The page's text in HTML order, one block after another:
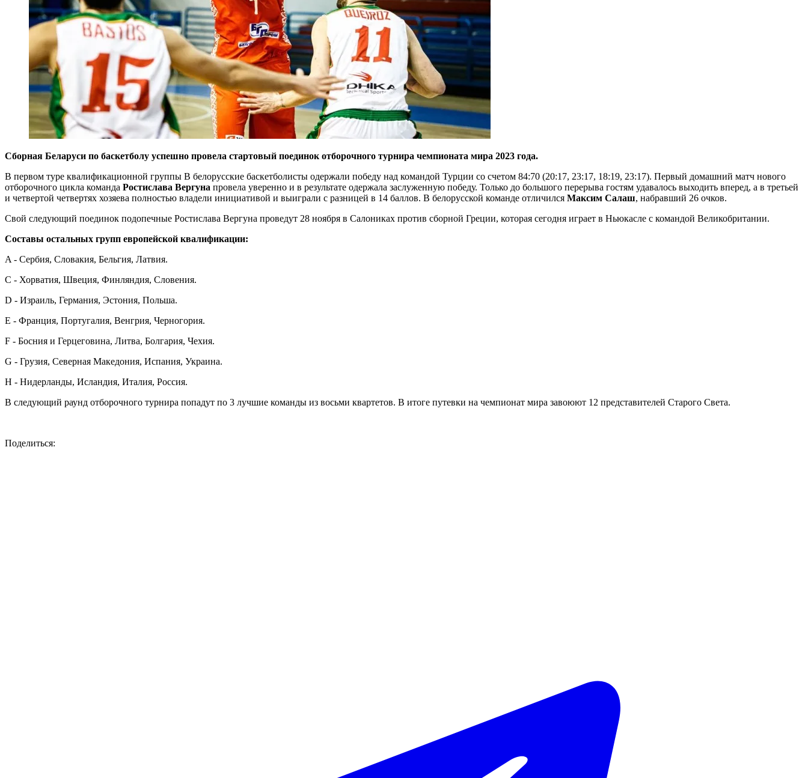
Сборная Беларуси по баскетболу успешно провела стартовый поединок отборочного турнира чемпионата мира 2023 года.
В первом туре квалификационной группы В белорусские баскетболисты одержали победу над командой Турции со счетом 84:70 (20:17, 23:17, 18:19, 23:17). Первый домашний матч нового
отборочного цикла команда Ростислава Вергуна провела уверенно и в результате одержала заслуженную победу. Только до большого перерыва гостям удавалось выходить вперед, а в третьей
и четвертой четвертях хозяева полностью владели инициативой и выиграли с разницей в 14 баллов. В белорусской команде отличился Максим Салаш, набравший 26 очков.
Свой следующий поединок подопечные Ростислава Вергуна проведут 28 ноября в Салониках против сборной Греции, которая сегодня играет в Ньюкасле с командой Великобритании.
Составы остальных групп европейской квалификации:
A - Сербия, Словакия, Бельгия, Латвия.
С - Хорватия, Швеция, Финляндия, Словения.
D - Израиль, Германия, Эстония, Польша.
Е - Франция, Португалия, Венгрия, Черногория.
F - Босния и Герцеговина, Литва, Болгария, Чехия.
G - Грузия, Северная Македония, Испания, Украина.
Н - Нидерланды, Исландия, Италия, Россия.
В следующий раунд отборочного турнира попадут по 3 лучшие команды из восьми квартетов. В итоге путевки на чемпионат мира завоюют 12 представителей Старого Света.
Поделиться: